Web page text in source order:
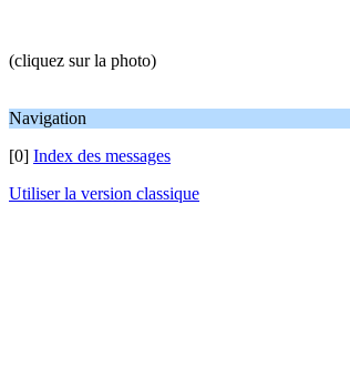
(cliquez sur la photo)
Navigation
[0] Index des messages
Utiliser la version classique